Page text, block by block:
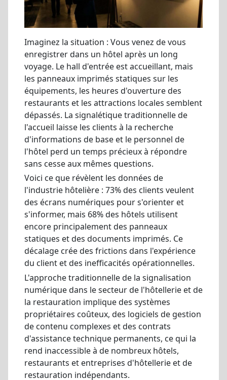
Imaginez la situation : Vous venez de vous
enregistrer dans un hôtel après un long
voyage. Le hall d'entrée est accueillant, mais
les panneaux imprimés statiques sur les
équipements, les heures d'ouverture des
restaurants et les attractions locales semblent
dépassés. La signalétique traditionnelle de
l'accueil laisse les clients à la recherche
d'informations de base et le personnel de
l'hôtel perd un temps précieux à répondre
sans cesse aux mêmes questions.
Voici ce que révèlent les données de
l'industrie hôtelière : 73% des clients veulent
des écrans numériques pour s'orienter et
s'informer, mais 68% des hôtels utilisent
encore principalement des panneaux
statiques et des documents imprimés. Ce
décalage crée des frictions dans l'expérience
du client et des inefficacités opérationnelles.
L'approche traditionnelle de la signalisation
numérique dans le secteur de l'hôtellerie et de
la restauration implique des systèmes
propriétaires coûteux, des logiciels de gestion
de contenu complexes et des contrats
d'assistance technique permanents, ce qui la
rend inaccessible à de nombreux hôtels,
restaurants et entreprises d'hôtellerie et de
restauration indépendants.